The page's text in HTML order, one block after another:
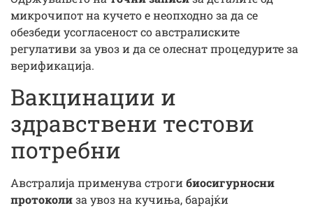
микрочипот на кучето е неопходно за да се
обезбеди усогласеност со австралиските
регулативи за увоз и да се олеснат процедурите за
верификација.
Вакцинации и
здравствени тестови
потребни
Австралија применува строгибиосигурносни
протоколиза увоз на кучиња, барајќи